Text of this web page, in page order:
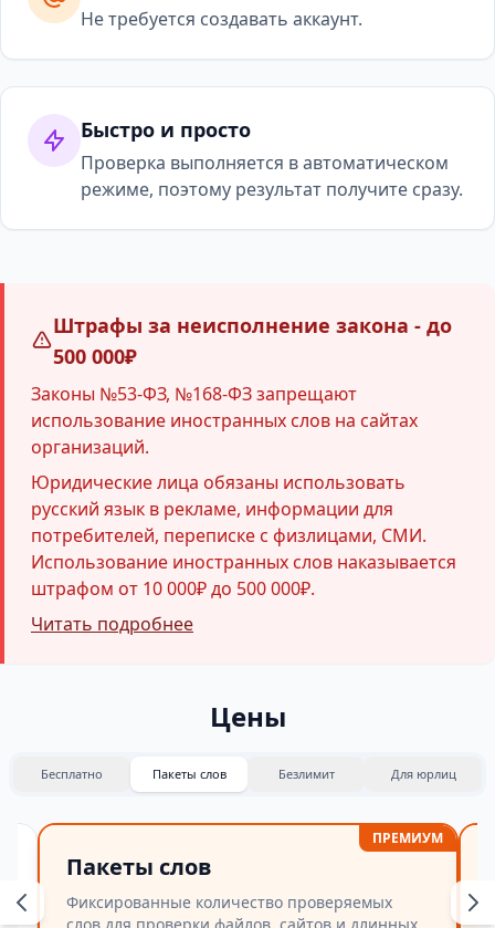
Не требуется создавать аккаунт.
Быстро и просто
Проверка выполняется в автоматическом
режиме, поэтому результат получите сразу.
Штрафы за неисполнение закона - до
500 000₽
Законы №53-ФЗ, №168-ФЗ запрещают
использование иностранных слов на сайтах
организаций.
Юридические лица обязаны использовать
русский язык в рекламе, информации для
потребителей, переписке с физлицами, СМИ.
Использование иностранных слов наказывается
штрафом от 10 000₽ до 500 000₽.
Читать подробнее
Цены
Бесплатно Пакеты слов Безлимит Для юрлиц
ПРЕМИУМ
Пакеты слов
Фиксированные количество проверяемых